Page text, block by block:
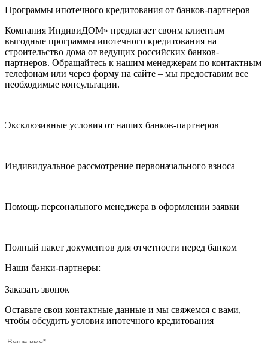
Программы ипотечного кредитования от банков-партнеров
Компания ИндивиДОМ» предлагает своим клиентам
выгодные программы ипотечного кредитования на
строительство дома от ведущих российских банков-
партнеров. Обращайтесь к нашим менеджерам по контактным
телефонам или через форму на сайте – мы предоставим все
необходимые консультации.
Эксклюзивные условия от наших банков-партнеров
Индивидуальное рассмотрение первоначального взноса
Помощь персонального менеджера в оформлении заявки
Полный пакет документов для отчетности перед банком
Наши банки-партнеры:
Заказать звонок
Оставьте свои контактные данные и мы свяжемся с вами,
чтобы обсудить условия ипотечного кредитования